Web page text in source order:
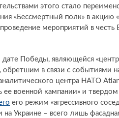
этого стало
«Бессмертный полк» в акцию
мероприятий в
дате Победы, являющейся
обретшим в связи с событиями
центра НАТО
ее военной кампании» и
его режим «агрессивного
Украине – всего лишь